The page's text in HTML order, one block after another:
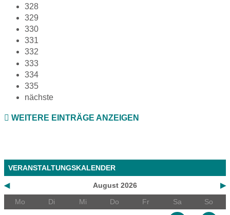
328
329
330
331
332
333
334
335
nächste
WEITERE EINTRÄGE ANZEIGEN
VERANSTALTUNGSKALENDER
◀ ▶
August 2026
Mo
Di Mi Do Fr Sa So